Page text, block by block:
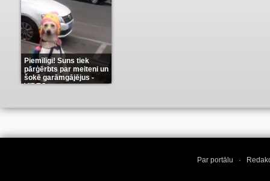
Piemīlīgi! Suns tiek
pārģērbts par meiteni un
šokē garāmgājējus -
VIDEO(8)
Par portālu ·